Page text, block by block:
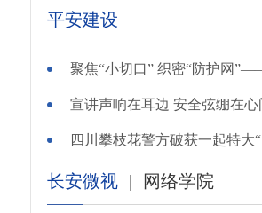
平安建设
长安微视 | 网络学院